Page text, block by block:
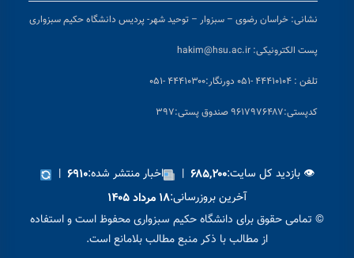
نشانی: خراسان رضوی – سبزوار – توحید شهر- پردیس دانشگاه حکیم سبزواری
پست الکترونیکی: hakim@hsu.ac.ir
تلفن : ۴۴۴۱۰۱۰۴ -۰۵۱ دورنگار:۴۴۴۱۰۳۰۰ -۰۵۱
کدپستی:۹۶۱۷۹۷۶۴۸۷ صندوق پستی:۳۹۷
👁 بازدید کل سایت:۶۸۵,۲۰۰ | اخبار منتشر شده:۶۹۱۰ |
آخرین بروزرسانی:۱۸ مرداد ۱۴۰۵
© تمامی حقوق برای دانشگاه حکیم سبزواری محفوظ است و استفاده
از مطالب با ذکر منبع مطالب بلامانع است.